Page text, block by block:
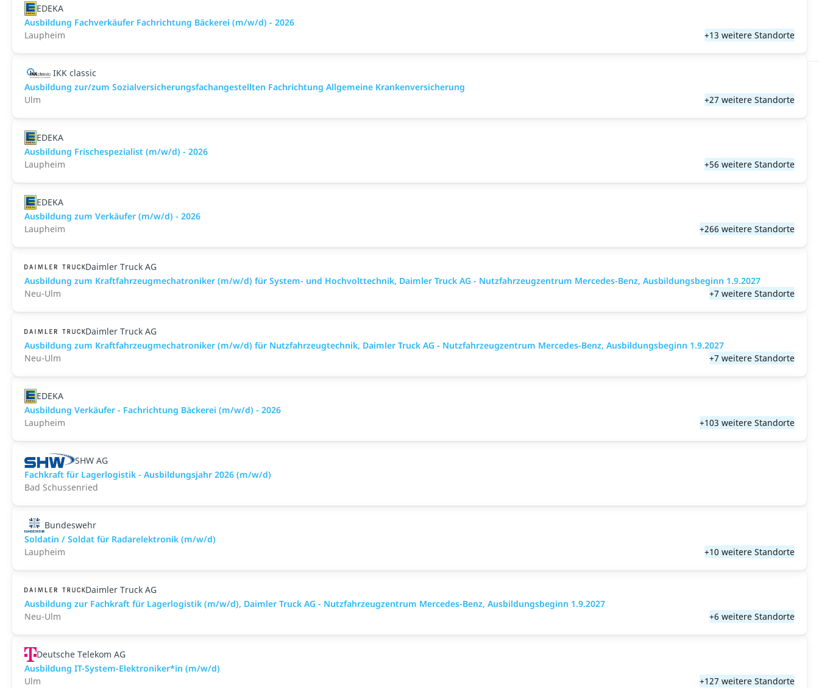
EDEKA
Ausbildung Fachverkäufer Fachrichtung Bäckerei (m/w/d) - 2026
Laupheim
+13 weitere Standorte
IKK classic
Aus­bild­ung zur/zum Sozial­versicher­ungs­fach­angestellten­ Fach­richtung All­gemeine Kranken­versicher­ung
Ulm
+27 weitere Standorte
EDEKA
Ausbildung Frischespezialist (m/w/d) - 2026
Laupheim
+56 weitere Standorte
EDEKA
Ausbildung zum Verkäufer (m/w/d) - 2026
Laupheim
+266 weitere Standorte
Daimler Truck AG
Ausbildung zum Kraftfahrzeugmechatroniker (m/w/d) für System- und Hochvolttechnik, Daimler Truck AG - Nutzfahrzeugzentrum Mercedes-Benz, Ausbildungsbeginn 1.9.2027
Neu-Ulm
+7 weitere Standorte
Daimler Truck AG
Ausbildung zum Kraftfahrzeugmechatroniker (m/w/d) für Nutzfahrzeugtechnik, Daimler Truck AG - Nutzfahrzeugzentrum Mercedes-Benz, Ausbildungsbeginn 1.9.2027
Neu-Ulm
+7 weitere Standorte
EDEKA
Ausbildung Verkäufer - Fachrichtung Bäckerei (m/w/d) - 2026
Laupheim
+103 weitere Standorte
SHW AG
Fachkraft für Lagerlogistik - Ausbildungsjahr 2026 (m/w/d)
Bad Schussenried
Bundeswehr
Soldatin / Soldat für Radarelektronik (m/w/d)
Laupheim
+10 weitere Standorte
Daimler Truck AG
Ausbildung zur Fachkraft für Lagerlogistik (m/w/d), Daimler Truck AG - Nutzfahrzeugzentrum Mercedes-Benz, Ausbildungsbeginn 1.9.2027
Neu-Ulm
+6 weitere Standorte
Deutsche Telekom AG
Ausbildung IT-System-Elektroniker*in (m/w/d)
Ulm
+127 weitere Standorte